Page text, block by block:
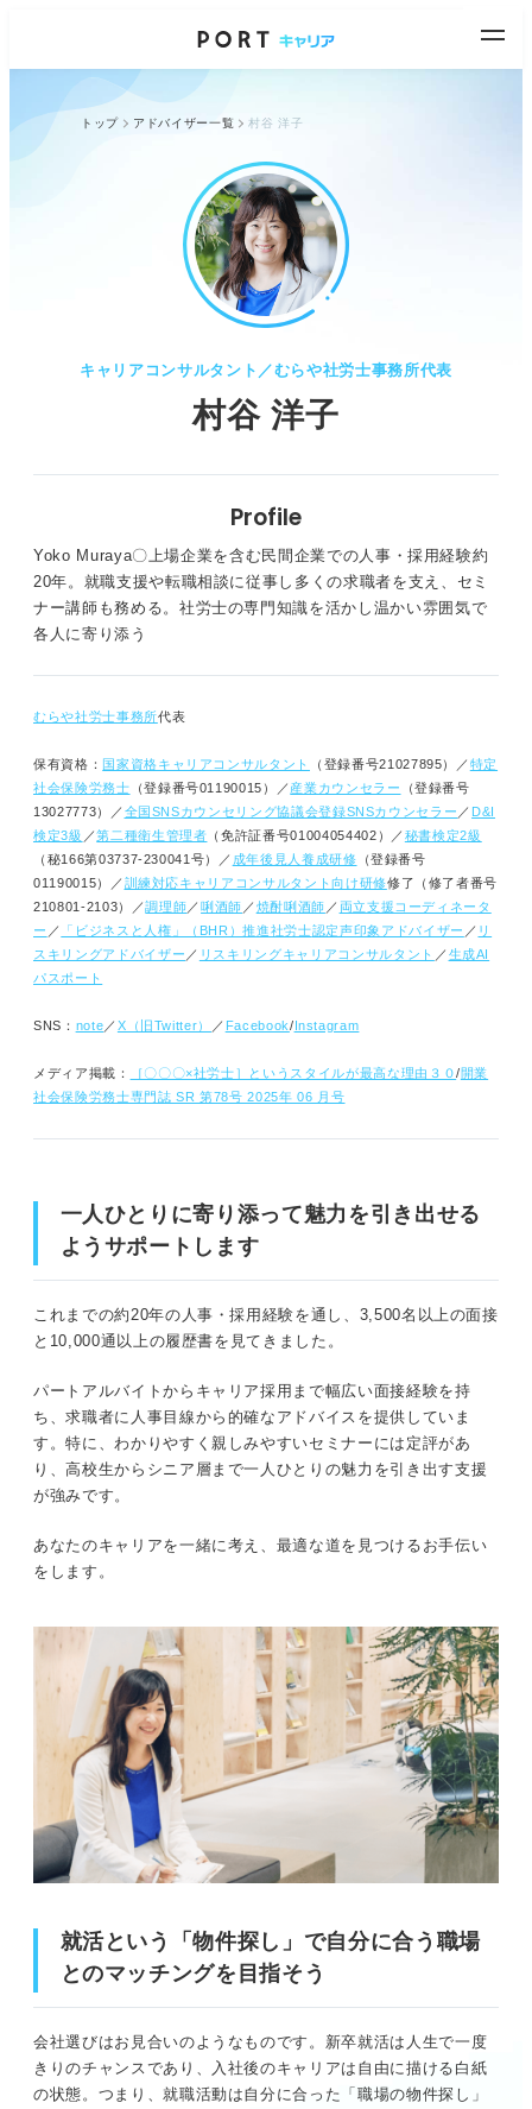
トップ アドバイザー一覧 村谷 洋子
キャリアコンサルタント／むらや社労士事務所代表
村谷 洋子
Profile
Yoko Muraya〇上場企業を含む民間企業での人事・採用経験約
20年。就職支援や転職相談に従事し多くの求職者を支え、セミ
ナー講師も務める。社労士の専門知識を活かし温かい雰囲気で
各人に寄り添う
むらや社労士事務所代表
保有資格： 国家資格キャリアコンサルタント （登録番号21027895）／ 特定
社会保険労務士 （登録番号01190015）／ 産業カウンセラー
（登録番号
13027773）／ 全国SNSカウンセリング協議会登録SNSカウンセラー ／ D&I
検定3級 ／第二種衛生管理者 （免許証番号01004054402）／ 秘書検定2級
（秘166第03737-230041号）／ 成年後見人養成研修 （登録番号
01190015）／ 訓練対応キャリアコンサルタント向け研修修了（修了者番号
210801-2103）／調理師 ／ 唎酒師 ／ 焼酎唎酒師 ／ 両立支援コーディネータ
ー ／ 「ビジネスと人権」（BHR）推進社労士認定声印象アドバイザー ／ リ
スキリングアドバイザー ／ リスキリングキャリアコンサルタント ／ 生成AI
パスポート
SNS： note ／ X（旧Twitter） ／ Facebook/ Instagram
メディア掲載： ［〇〇〇×社労士］というスタイルが最高な理由３０/開業
社会保険労務士専門誌 SR 第78号 2025年 06 月号
一人ひとりに寄り添って魅力を引き出せる
ようサポートします
これまでの約20年の人事・採用経験を通し、3,500名以上の面接
と10,000通以上の履歴書を見てきました。
パートアルバイトからキャリア採用まで幅広い面接経験を持
ち、求職者に人事目線から的確なアドバイスを提供していま
す。特に、わかりやすく親しみやすいセミナーには定評があ
り、高校生からシニア層まで一人ひとりの魅力を引き出す支援
が強みです。
あなたのキャリアを一緒に考え、最適な道を見つけるお手伝い
をします。
就活という「物件探し」で自分に合う職場
とのマッチングを目指そう
会社選びはお見合いのようなものです。新卒就活は人生で一度
きりのチャンスであり、入社後のキャリアは自由に描ける白紙
の状態。つまり、就職活動は自分に合った「職場の物件探し」